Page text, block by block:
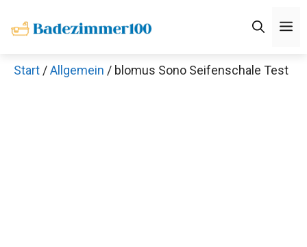
Inhalt
Start /Allgemein / blomus Sono Seifenschale Test